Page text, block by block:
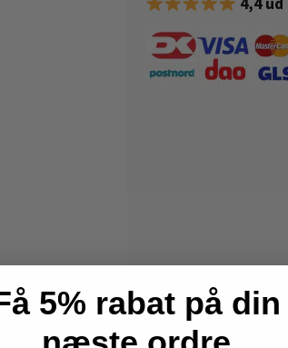
5% rabat på din